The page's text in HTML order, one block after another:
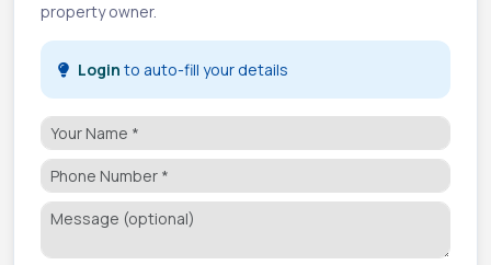
property owner.
Login to auto-fill your details